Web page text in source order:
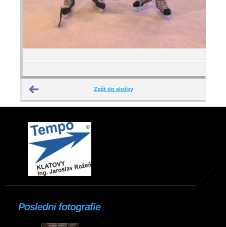
Zpět do složky
Poslední fotografie